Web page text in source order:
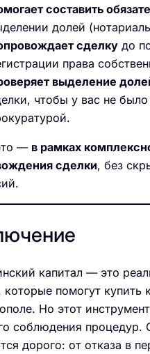
составить
долей
сделку до
права
выделение
чтобы у вас не
— в рамках
сделки, без
капитал — это
которые помогут купить
Но этот
соблюдения процедур.
дорого: от отказа в